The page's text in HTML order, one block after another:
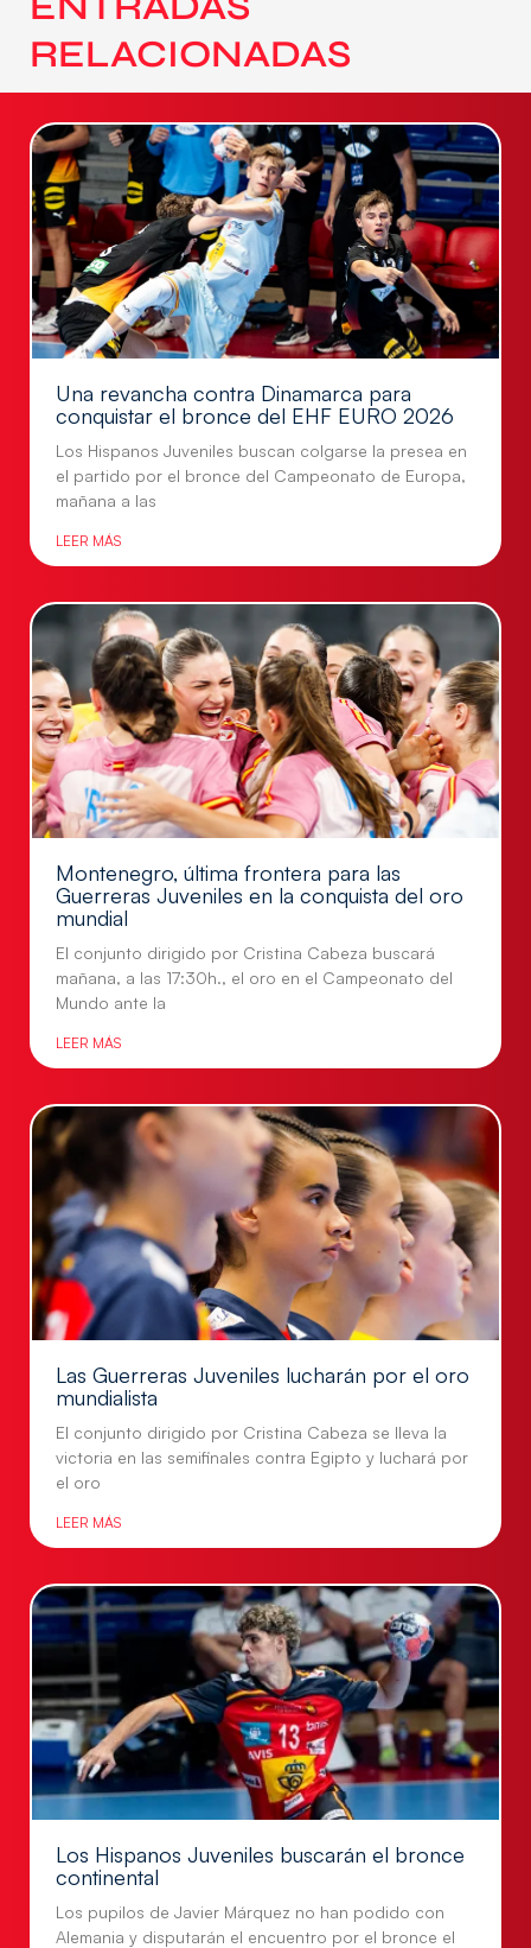
RELACIONADAS
Una revancha contra Dinamarca para
conquistar el bronce del EHF EURO 2026
Los Hispanos Juveniles buscan colgarse la presea en
el partido por el bronce del Campeonato de Europa,
mañana a las
LEER MÁS
Montenegro, última frontera para las
Guerreras Juveniles en la conquista del oro
mundial
El conjunto dirigido por Cristina Cabeza buscará
mañana, a las 17:30h., el oro en el Campeonato del
Mundo ante la
LEER MÁS
Las Guerreras Juveniles lucharán por el oro
mundialista
El conjunto dirigido por Cristina Cabeza se lleva la
victoria en las semifinales contra Egipto y luchará por
el oro
LEER MÁS
Los Hispanos Juveniles buscarán el bronce
continental
Los pupilos de Javier Márquez no han podido con
Alemania y disputarán el encuentro por el bronce el